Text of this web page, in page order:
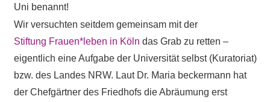
Uni benannt!
Wir versuchten seitdem gemeinsam mit der
Stiftung Frauen*leben in Köln das Grab zu retten –
eigentlich eine Aufgabe der Universität selbst (Kuratoriat)
bzw. des Landes NRW. Laut Dr. Maria beckermann hat
der Chefgärtner des Friedhofs die Abräumung erst